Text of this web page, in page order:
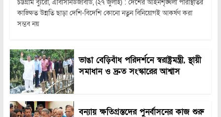
চট্টগ্রাম ব্যুরো, এবিসিনিউজবিডি, (২৭ জুলাই) : দেশের আইনশৃঙ্খলা পরিস্থিতির
কাঙ্ক্ষিত উন্নতি ছাড়া দেশি-বিদেশি কোনো নতুন বিনিয়োগই আকর্ষণ করা
সম্ভব নয়
ভাঙা বেড়িবাঁধ পরিদর্শনে স্বরাষ্ট্রমন্ত্রী, স্থায়ী
সমাধান ও দ্রুত সংস্কারের আশ্বাস
বন্যায় ক্ষতিগ্রস্তদের পুনর্বাসনের কাজ শুরু